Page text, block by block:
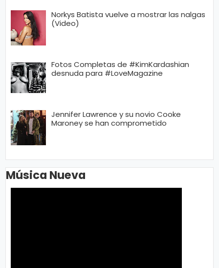
Norkys Batista vuelve a mostrar las nalgas
(Video)
Fotos Completas de #KimKardashian
desnuda para #LoveMagazine
Jennifer Lawrence y su novio Cooke
Maroney se han comprometido
Música Nueva